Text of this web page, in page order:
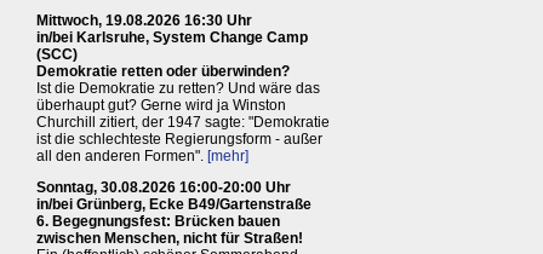
Mittwoch, 19.08.2026 16:30 Uhr
in/bei Karlsruhe, System Change Camp
(SCC)
Demokratie retten oder überwinden?
Ist die Demokratie zu retten? Und wäre das
überhaupt gut? Gerne wird ja Winston
Churchill zitiert, der 1947 sagte: "Demokratie
ist die schlechteste Regierungsform - außer
all den anderen Formen". [mehr]
Sonntag, 30.08.2026 16:00-20:00 Uhr
in/bei Grünberg, Ecke B49/Gartenstraße
6. Begegnungsfest: Brücken bauen
zwischen Menschen, nicht für Straßen!